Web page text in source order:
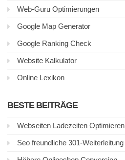
Web-Guru Optimierungen
Google Map Generator
Google Ranking Check
Website Kalkulator
Online Lexikon
BESTE BEITRÄGE
Webseiten Ladezeiten Optimieren
Seo freundliche 301-Weiterleitung